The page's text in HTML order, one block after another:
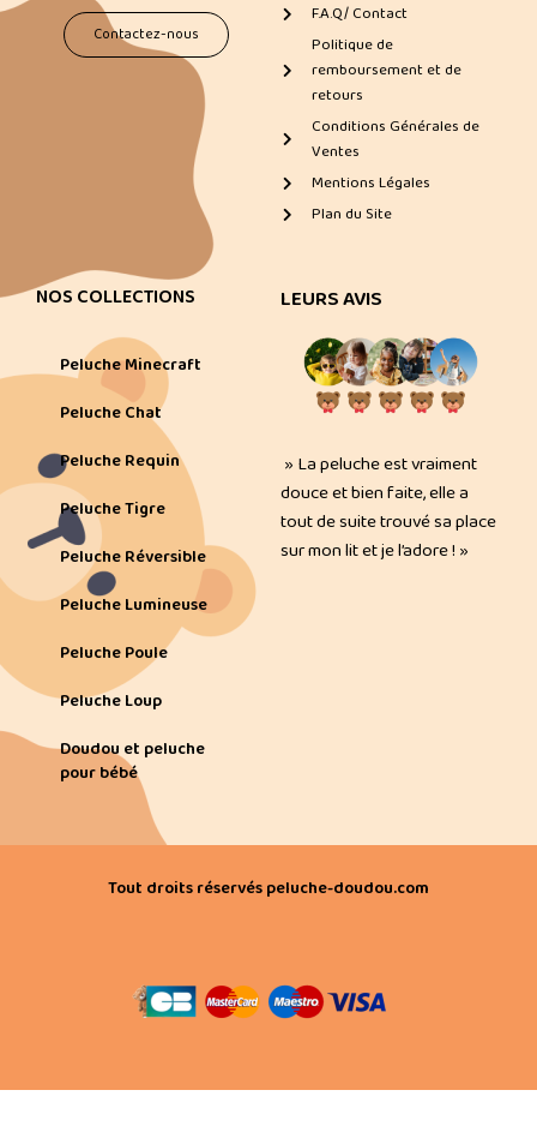
Contactez-nous
F.A.Q/ Contact
Politique de
remboursement et de
retours
Conditions Générales de
Ventes
Mentions Légales
Plan du Site
NOS COLLECTIONS
Peluche Minecraft
Peluche Chat
Peluche Requin
Peluche Tigre
Peluche Réversible
Peluche Lumineuse
Peluche Poule
Peluche Loup
Doudou et peluche
pour bébé
LEURS AVIS
» La peluche est vraiment
douce et bien faite, elle a
tout de suite trouvé sa place
sur mon lit et je l’adore ! »
Tout droits réservés peluche-doudou.com